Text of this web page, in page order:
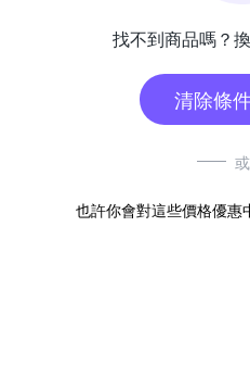
找不到商品嗎？
清除條
或
也許你會對這些價格優惠